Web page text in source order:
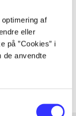
af
eller
på ”Cookies” i
de anvendte